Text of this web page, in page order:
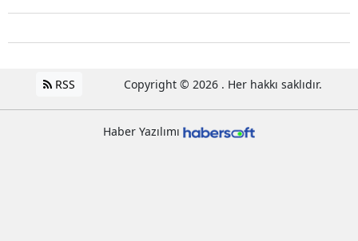
RSS Copyright © 2026 . Her hakkı saklıdır.
Haber Yazılımı